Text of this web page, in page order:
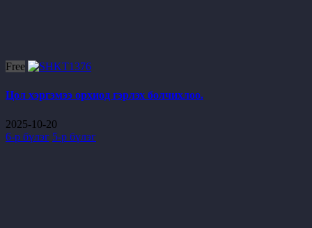
Free
Цол хэргэмээ орхиод гэрлэх болчихлоо.
2025-10-20
6-р бүлэг 5-р бүлэг